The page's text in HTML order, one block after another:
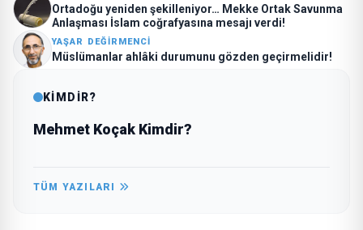
Ortadoğu yeniden şekilleniyor… Mekke Ortak Savunma
Anlaşması İslam coğrafyasına mesajı verdi!
YAŞAR DEĞIRMENCI
Müslümanlar ahlâki durumunu gözden geçirmelidir!
KİMDİR?
Mehmet Koçak Kimdir?
TÜM YAZILARI